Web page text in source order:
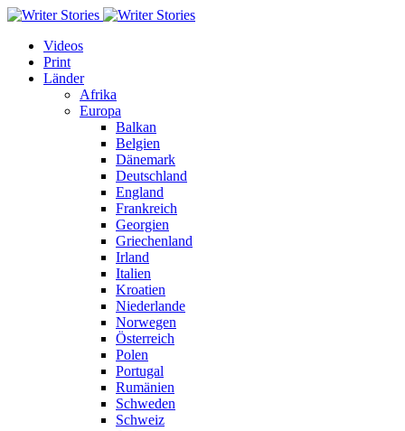
Videos
Print
Länder
Afrika
Europa
Balkan
Belgien
Dänemark
Deutschland
England
Frankreich
Georgien
Griechenland
Irland
Italien
Kroatien
Niederlande
Norwegen
Österreich
Polen
Portugal
Rumänien
Schweden
Schweiz